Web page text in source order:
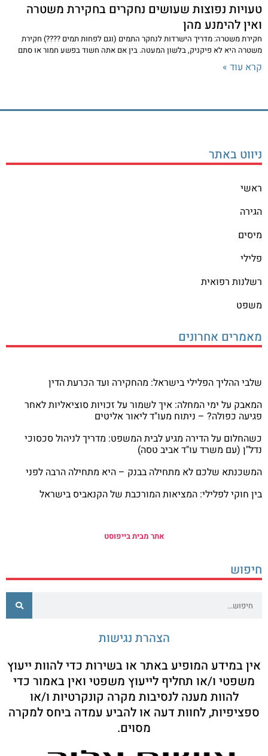
טעויות נפוצות שעושים נחקרים בחקירת משטרה
ואין להימנע מהן
חקירת משטרה: מדריך הישרדות לנחקר התמים (וגם לפחות תמים ????) חקירת
משטרה היא לא פיקניק, בלשון המעטה. בין אם אתה חשוד בפשע חמור או סתם
קרא עוד »
ניווט באתר
ראשי
הגירה
מיסים
פלילי
רשלנות רפואית
משפט
מאמרים אחרונים
שלבי ההליך הפלילי בישראל: מהחקירה ועד הכרעת הדין
המאבק על ימי המחלה: איך לשמור על זכויות סוציאליות לאחר
פגיעה כפולה? – ניתוח מעו"ד ליאור אליטים
כשהחלום על הדירה מגיע לבית המשפט: מדריך לניהול סכסוכי
נדל"ן (עם משרד עו"ד אביב טסה)
המשכנתא שלכם לא מתחילה בבנק – היא מתחילה הרבה לפני
בין חוקי לפלילי: המציאות המורכבת של הקנאביס בישראל
אתר מבית בייפוסט
חיפוש
הצהרת נגישות
אין במידע המופיע באתר או בשירות כדי להוות ייעוץ
משפטי ו/או תחליף לייעוץ משפטי ואין באמור כדי
להוות מענה לנסיבות מקרה קונקרטיות ו/או
ספציפיות, לחוות דעה או להביע עמדה ביחס למקרה
מסוים.